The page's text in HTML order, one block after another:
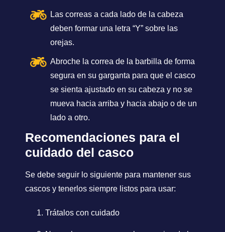
Las correas a cada lado de la cabeza
deben formar una letra “Y” sobre las
orejas.
Abroche la correa de la barbilla de forma
segura en su garganta para que el casco
se sienta ajustado en su cabeza y no se
mueva hacia arriba y hacia abajo o de un
lado a otro.
Recomendaciones para el
cuidado del casco
Se debe seguir lo siguiente para mantener sus
cascos y tenerlos siempre listos para usar:
Trátalos con cuidado